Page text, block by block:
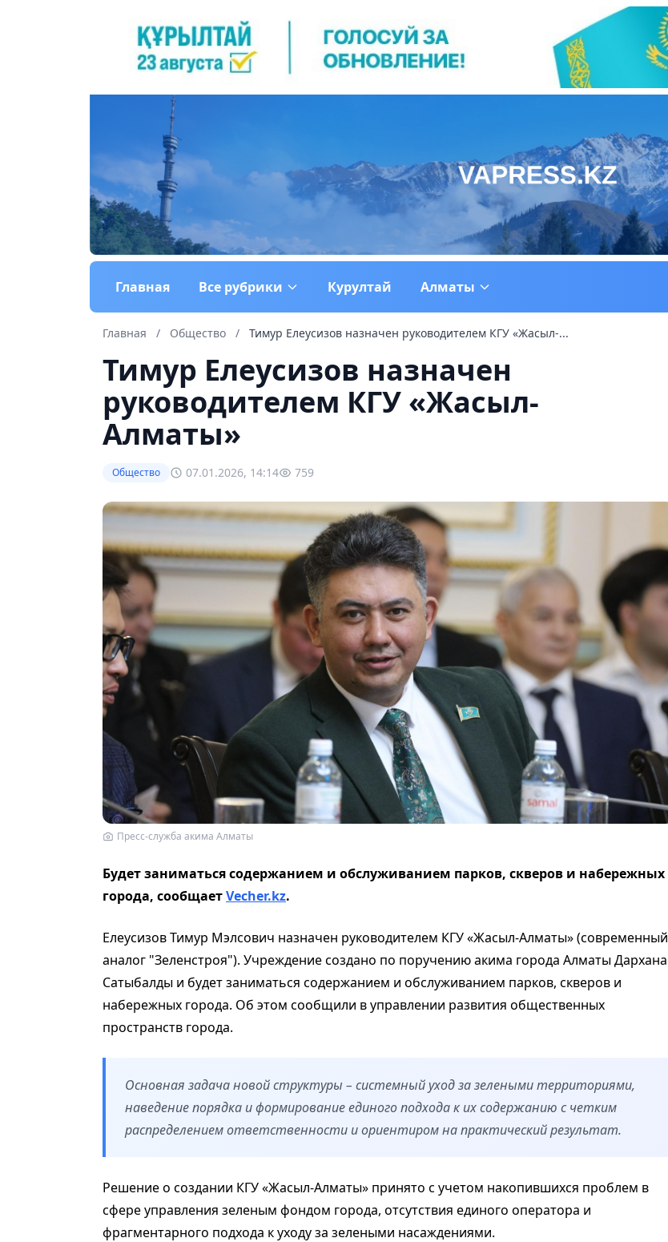
Главная Все рубрики Курултай Алматы
Главная / Общество / Тимур Елеусизов назначен руководителем КГУ «Жасыл-...
Тимур Елеусизов назначен
руководителем КГУ «Жасыл-
Алматы»
Общество 07.01.2026, 14:14 759
Пресс-служба акима Алматы
Будет заниматься содержанием и обслуживанием парков, скверов и набережных
города, сообщаетVecher.kz.
Елеусизов Тимур Мэлсович назначен руководителем КГУ «Жасыл-Алматы» (современный
аналог "Зеленстроя"). Учреждение создано по поручению акима города Алматы Дархана
Сатыбалды и будет заниматься содержанием и обслуживанием парков, скверов и
набережных города. Об этом сообщили в управлении развития общественных
пространств города.
Основная задача новой структуры – системный уход за зелеными территориями,
наведение порядка и формирование единого подхода к их содержанию с четким
распределением ответственности и ориентиром на практический результат.
Решение о создании КГУ «Жасыл-Алматы» принято с учетом накопившихся проблем в
сфере управления зеленым фондом города, отсутствия единого оператора и
фрагментарного подхода к уходу за зелеными насаждениями.